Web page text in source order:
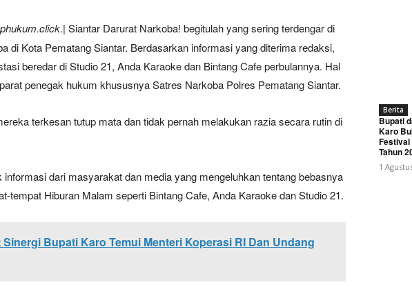
.| Siantar Darurat Narkoba! begitulah yang sering terdengar di
di Kota Pematang Siantar. Berdasarkan informasi yang diterima redaksi,
beredar di Studio 21, Anda Karaoke dan Bintang Cafe perbulannya. Hal
penegak hukum khususnya Satres Narkoba Polres Pematang Siantar.
terkesan tutup mata dan tidak pernah melakukan razia secara rutin di
dari masyarakat dan media yang mengeluhkan tentang bebasnya
tempat Hiburan Malam seperti Bintang Cafe, Anda Karaoke dan Studio 21.
Sinergi Bupati Karo Temui Menteri Koperasi RI Dan Undang
Berita
Bupati
Karo
Festival
Tahun
1